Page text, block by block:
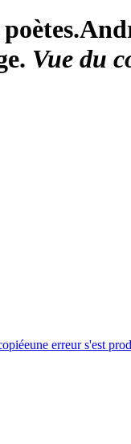
Vue du
une erreur s'est